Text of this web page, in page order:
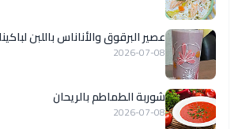
عصير البرقوق والأناناس باللبن
2026-07-08
شوربة الطماطم بالريحان
2026-07-08